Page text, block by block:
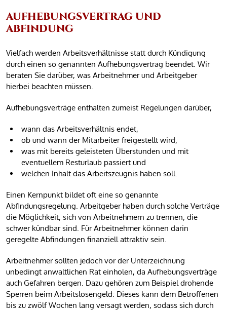
AUFHEBUNGSVERTRAG UND
ABFINDUNG
Vielfach werden Arbeitsverhältnisse statt durch Kündigung
durch einen so genannten Aufhebungsvertrag beendet. Wir
beraten Sie darüber, was Arbeitnehmer und Arbeitgeber
hierbei beachten müssen.
Aufhebungsverträge enthalten zumeist Regelungen darüber,
wann das Arbeitsverhältnis endet,
ob und wann der Mitarbeiter freigestellt wird,
was mit bereits geleisteten Überstunden und mit
eventuellem Resturlaub passiert und
welchen Inhalt das Arbeitszeugnis haben soll.
Einen Kernpunkt bildet oft eine so genannte
Abfindungsregelung. Arbeitgeber haben durch solche Verträge
die Möglichkeit, sich von Arbeitnehmern zu trennen, die
schwer kündbar sind. Für Arbeitnehmer können darin
geregelte Abfindungen finanziell attraktiv sein.
Arbeitnehmer sollten jedoch vor der Unterzeichnung
unbedingt anwaltlichen Rat einholen, da Aufhebungsverträge
auch Gefahren bergen. Dazu gehören zum Beispiel drohende
Sperren beim Arbeitslosengeld: Dieses kann dem Betroffenen
bis zu zwölf Wochen lang versagt werden, sodass sich durch